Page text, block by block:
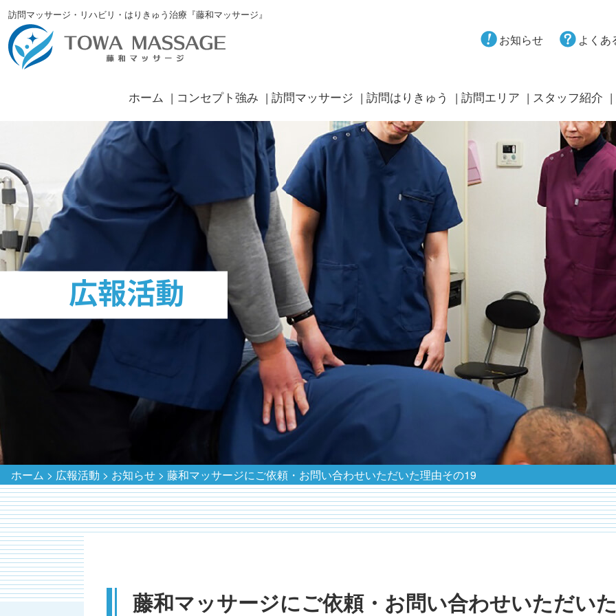
訪問マッサージ・リハビリ・はりきゅう治療『藤和マッサージ』
お知らせ よくあ
ホーム コンセプト強み 訪問マッサージ 訪問はりきゅう 訪問エリア スタッフ紹介
広報活動
ホーム > 広報活動 > お知らせ> 藤和マッサージにご依頼・お問い合わせいただいた理由その19
藤和マッサージにご依頼・お問い合わせいただい